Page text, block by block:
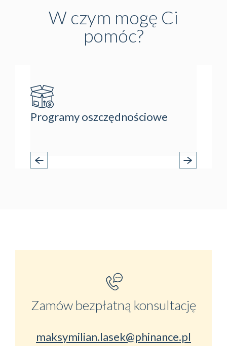
W czym mogę Ci
pomóc?
Programy oszczędnościowe
Zamów bezpłatną konsultację
maksymilian.lasek@phinance.pl